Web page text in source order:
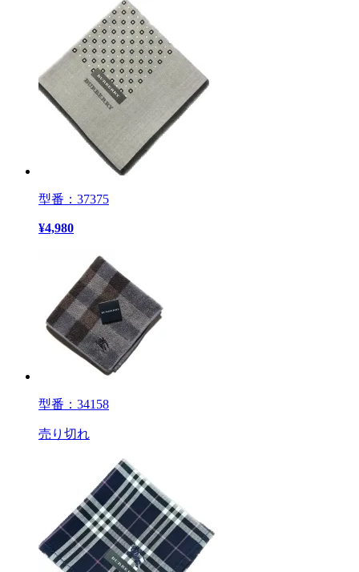
型番：37375
¥4,980
型番：34158
売り切れ